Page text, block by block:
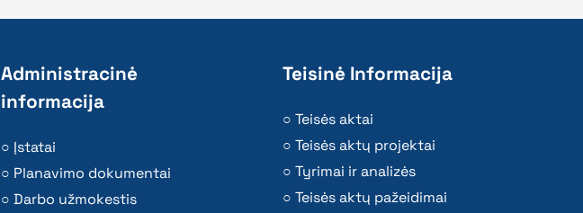
Administracinė
informacija
Įstatai
Planavimo dokumentai
Darbo užmokestis
Teisinė Informacija
Teisės aktai
Teisės aktų projektai
Tyrimai ir analizės
Teisės aktų pažeidimai